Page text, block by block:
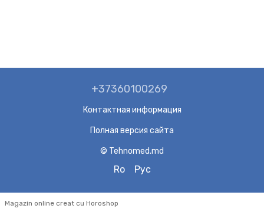
+37360100269
Контактная информация
Полная версия сайта
© Tehnomed.md
Ro Рус
Magazin online creat cu Horoshop